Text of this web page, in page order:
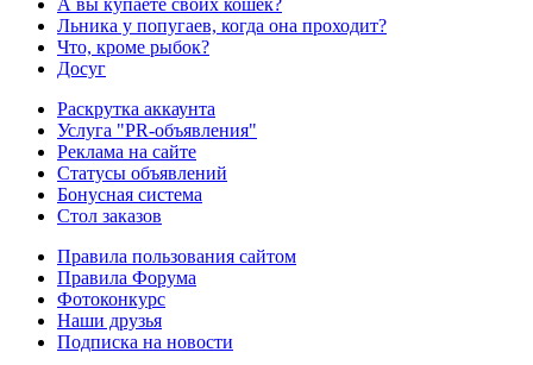
А вы купаете своих кошек?
Льника у попугаев, когда она проходит?
Что, кроме рыбок?
Досуг
Раскрутка аккаунта
Услуга "PR-объявления"
Реклама на сайте
Статусы объявлений
Бонусная система
Стол заказов
Правила пользования сайтом
Правила Форума
Фотоконкурс
Наши друзья
Подписка на новости